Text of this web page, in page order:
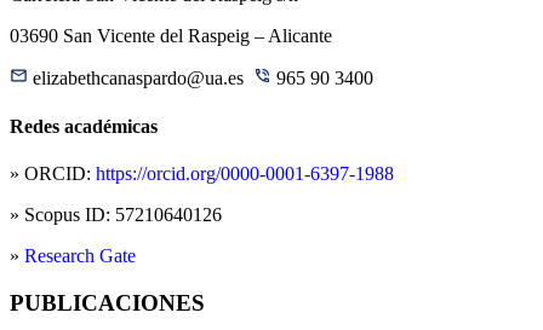
03690 San Vicente del Raspeig – Alicante
elizabethcanaspardo@ua.es 965 90 3400
Redes académicas
» ORCID: https://orcid.org/0000-0001-6397-1988
» Scopus ID: 57210640126
» Research Gate
PUBLICACIONES